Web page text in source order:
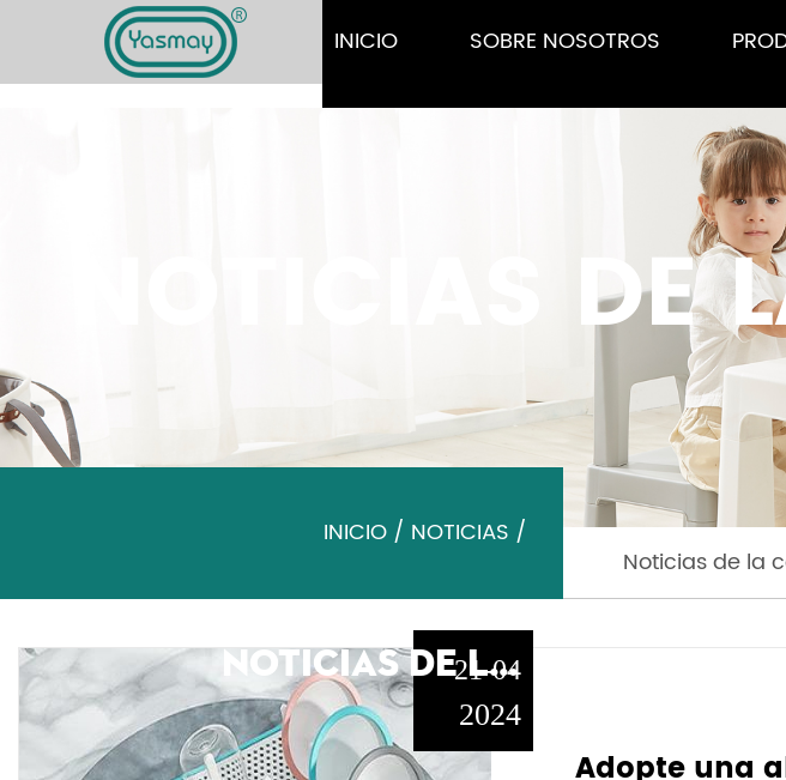
INICIO SOBRE NOSOTROS
NOTICIAS DE
INICIO / NOTICIAS /
NOTICIAS DE LA INDUSTRIA
Noticias de la
21-04
2024